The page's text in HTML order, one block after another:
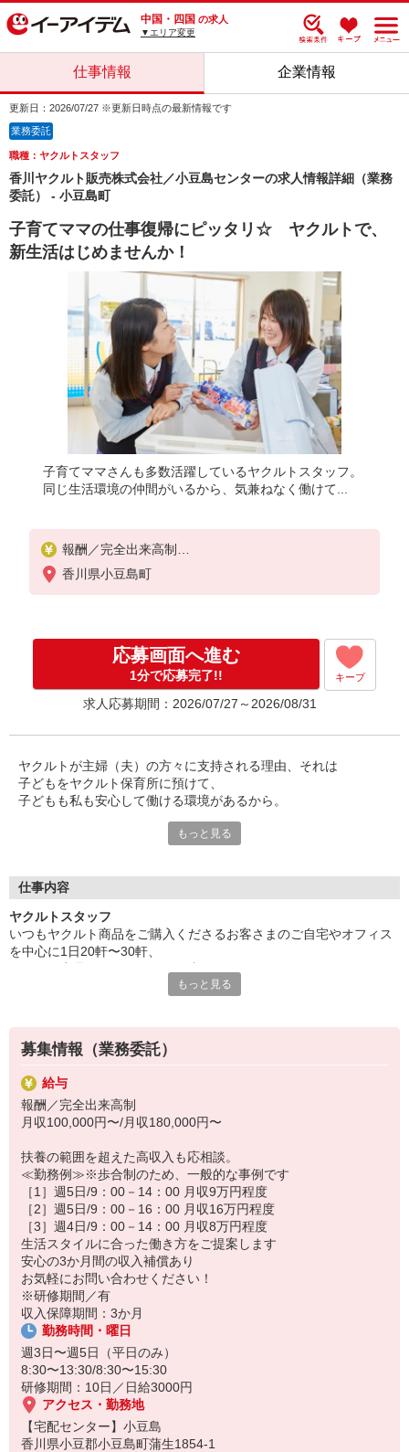
中国・四国 の求人
▼エリア変更
仕事情報 企業情報
更新日：2026/07/27 ※更新日時点の最新情報です
業務委託
職種：ヤクルトスタッフ
香川ヤクルト販売株式会社／小豆島センターの求人情報詳細（業務
委託） - 小豆島町
子育てママの仕事復帰にピッタリ☆ ヤクルトで、
新生活はじめませんか！
子育てママさんも多数活躍しているヤクルトスタッフ。
同じ生活環境の仲間がいるから、気兼ねなく働けて...
報酬／完全出来高制
月収100,000円〜/月収180,000円〜
［1］週5日/9：00－14：00 月収9万円程度
［2］週5日/9：00－16：00 月収16万円程度
［3］週4日/9：00－14：00 月収8万円程度
生活スタイルに合った働き方をご提案します
安心の3か月間の収入補償あり
※研修期間／有
収入保障期間：3か月
香川県小豆島町
応募画面へ進む
1分で応募完了!! キープ
求人応募期間：2026/07/27～2026/08/31
ヤクルトが主婦（夫）の方々に支持される理由、それは
子どもをヤクルト保育所に預けて、
子どもも私も安心して働ける環境があるから。
安心ポイントその1 ◆保育所完備◆
2人目からはさらにお安くなるなど、
収入をしっかり手元に残すことができるシステムです。
安心ポイントその3 ◆時間も節約できる◆
保育所はセンターの近くに設置。
もっと見る
仕事内容
ヤクルトスタッフ
いつもヤクルト商品をご購入くださるお客さまのご自宅やオフィス
を中心に1日20軒〜30軒、
商品を通じてお客さまとふれあう楽しさ、健康的な生活にお役立ち
す！
〜ヤクルトスタッフの1日〜
2児の母として仕事と家庭の両立をしているHさん。
実際のワークスタイルを、一例としてご紹介いたします！
※時間は地域によって異なります。
8:20 宅配センターに到着、お届けの準備
8:30 朝礼が終わったら出発
13:00 お届け修了、翌日準備、集計作業
14:30お仕事修了
保育所にお子さまを迎えに行って帰宅
☆ココがPoint☆
・職場の近くに保育所（保育園、幼稚園、託児所）があるから、送
り迎えの時間の心配がいりません！
・家事・夕食の支度なども余裕をもってできます！
もっと見る
募集情報（業務委託）
給与
報酬／完全出来高制
月収100,000円〜/月収180,000円〜
扶養の範囲を超えた高収入も応相談。
≪勤務例≫※歩合制のため、一般的な事例です
［1］週5日/9：00－14：00 月収9万円程度
［2］週5日/9：00－16：00 月収16万円程度
［3］週4日/9：00－14：00 月収8万円程度
生活スタイルに合った働き方をご提案します
安心の3か月間の収入補償あり
お気軽にお問い合わせください！
※研修期間／有
収入保障期間：3か月
勤務時間・曜日
週3日〜週5日（平日のみ）
8:30〜13:30/8:30〜15:30
研修期間：10日／日給3000円
アクセス・勤務地
【宅配センター】小豆島
香川県小豆郡小豆島町蒲生1854-1